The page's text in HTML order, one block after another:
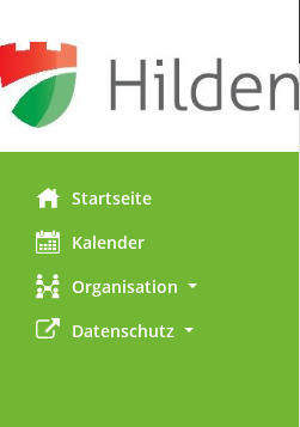
Startseite
Kalender
Organisation
Datenschutz